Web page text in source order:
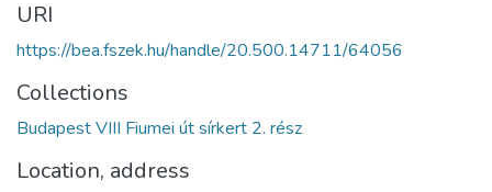
URI
https://bea.fszek.hu/handle/20.500.14711/64056
Collections
Budapest VIII Fiumei út sírkert 2. rész
Location, address